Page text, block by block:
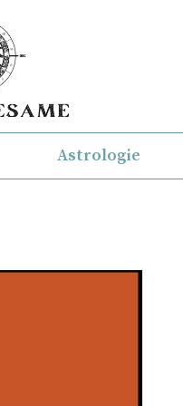
Astrologie